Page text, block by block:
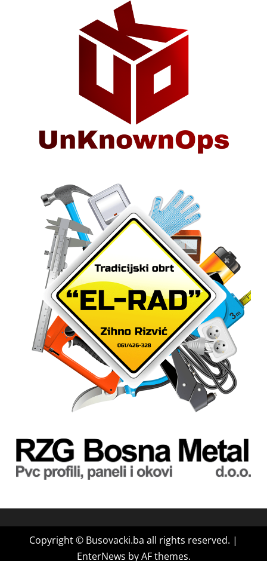
Copyright © Busovacki.ba all rights reserved. |
EnterNews by AF themes.